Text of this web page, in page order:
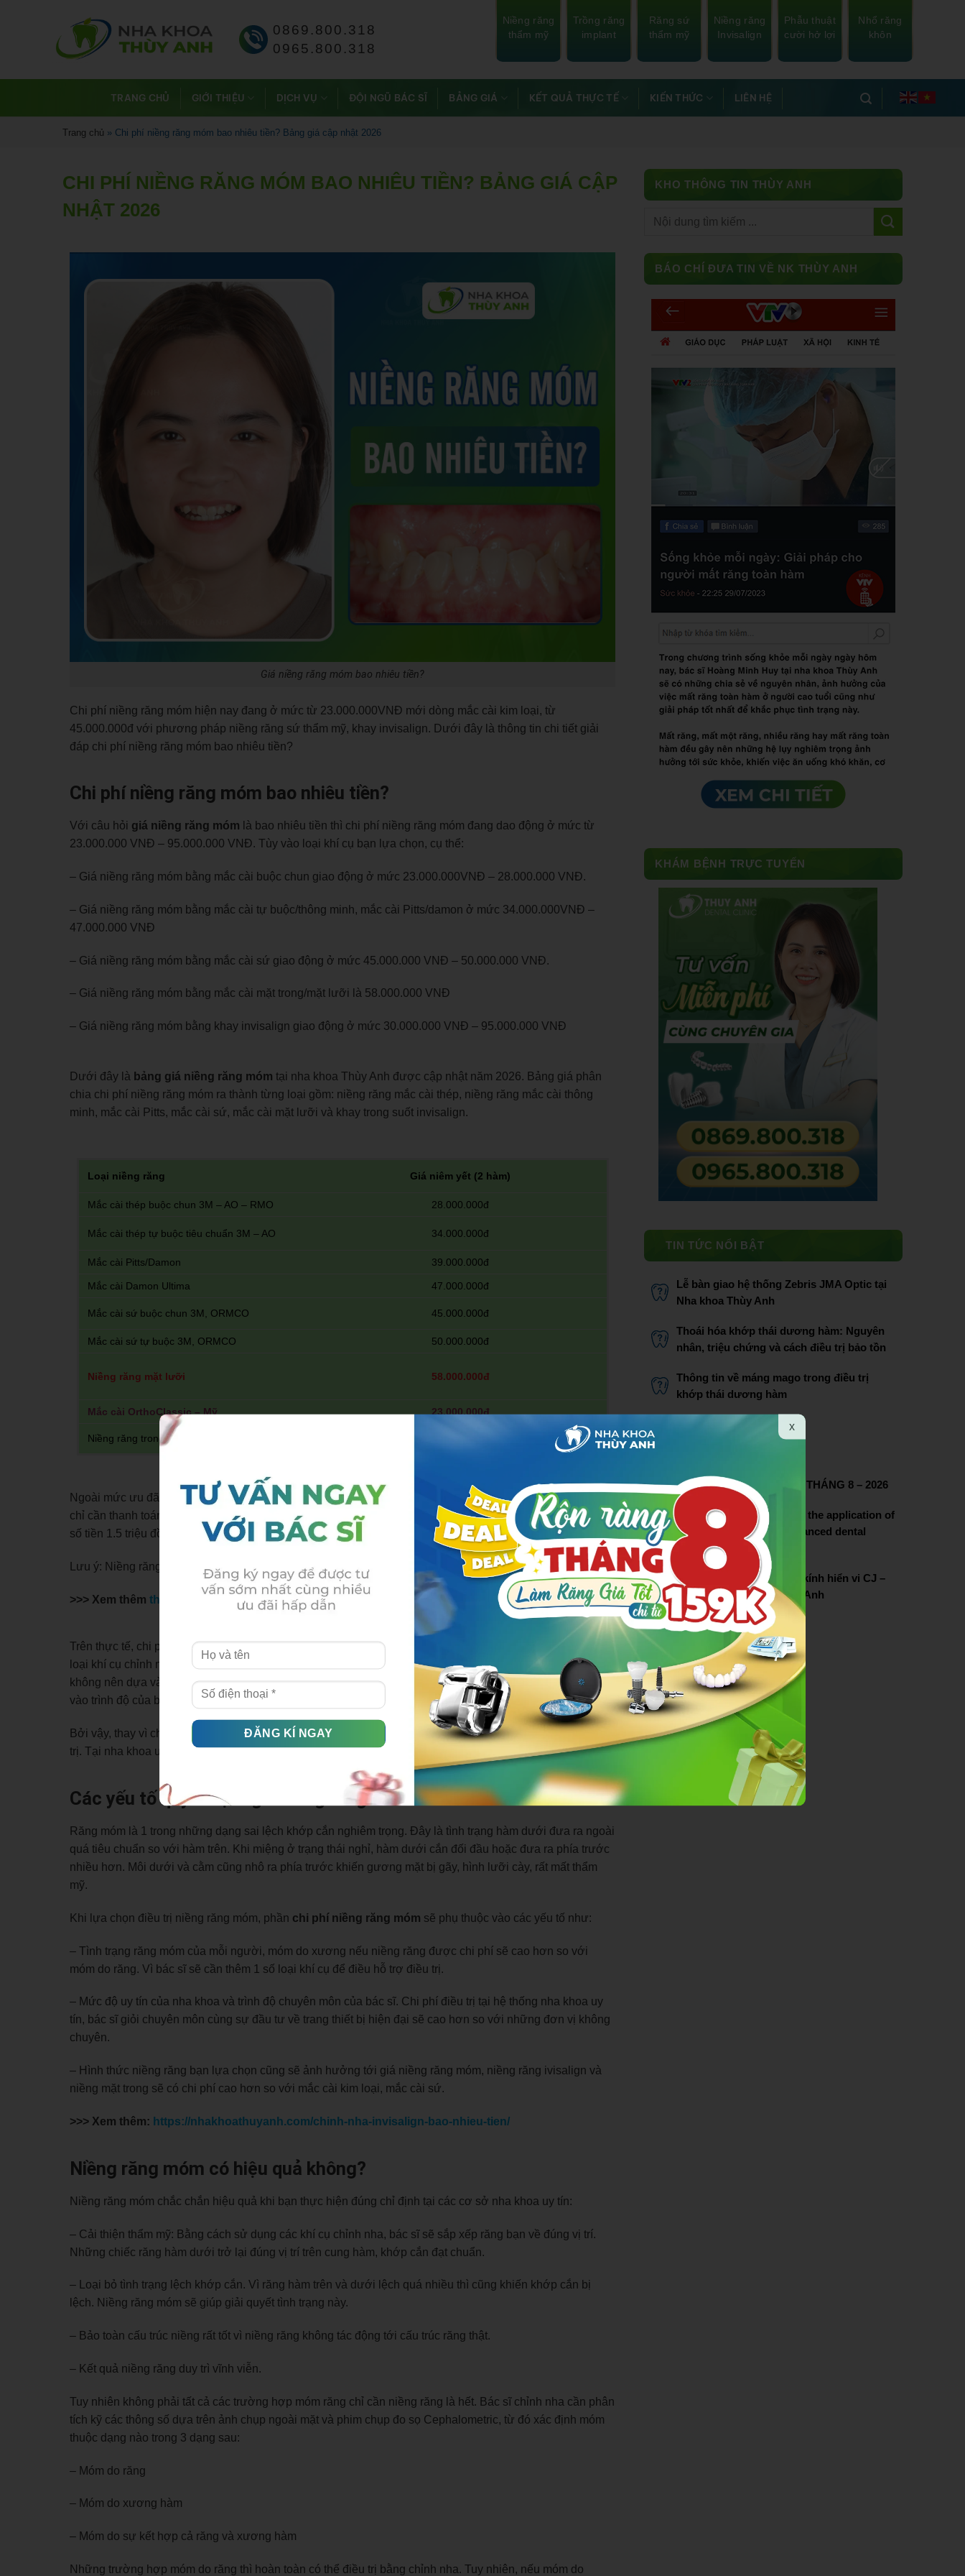
0869.800.318
0965.800.318
Niềng răng
thẩm mỹ
Trồng răng
implant
Răng sứ
thẩm mỹ
Niềng răng
Invisalign
Phẫu thuật
cười hở lợi
Nhổ răng
khôn
TRANG CHỦ GIỚI THIỆU DỊCH VỤ ĐỘI NGŨ BÁC SĨ BẢNG GIÁ KẾT QUẢ THỰC TẾ KIẾN THỨC LIÊN HỆ
Trang chủ » Chi phí niềng răng móm bao nhiêu tiền? Bảng giá cập nhật 2026
CHI PHÍ NIỀNG RĂNG MÓM BAO NHIÊU TIỀN? BẢNG GIÁ CẬP
NHẬT 2026
Giá niềng răng móm bao nhiêu tiền?
Chi phí niềng răng móm hiện nay đang ở mức từ 23.000.000VNĐ mới dòng mắc cài kim loại, từ
45.000.000đ với phương pháp niềng răng sứ thẩm mỹ, khay invisalign. Dưới đây là thông tin chi tiết giải
đáp chi phí niềng răng móm bao nhiêu tiền?
Chi phí niềng răng móm bao nhiêu tiền?
Với câu hỏi giá niềng răng móm là bao nhiêu tiền thì chi phí niềng răng móm đang dao động ở mức từ
23.000.000 VNĐ – 95.000.000 VNĐ. Tùy vào loại khí cụ bạn lựa chọn, cụ thể:
– Giá niềng răng móm bằng mắc cài buộc chun giao động ở mức 23.000.000VNĐ – 28.000.000 VNĐ.
– Giá niềng răng móm bằng mắc cài tự buộc/thông minh, mắc cài Pitts/damon ở mức 34.000.000VNĐ –
47.000.000 VNĐ
– Giá niềng răng móm bằng mắc cài sứ giao động ở mức 45.000.000 VNĐ – 50.000.000 VNĐ.
– Giá niềng răng móm bằng mắc cài mặt trong/mặt lưỡi là 58.000.000 VNĐ
– Giá niềng răng móm bằng khay invisalign giao động ở mức 30.000.000 VNĐ – 95.000.000 VNĐ
Dưới đây là bảng giá niềng răng móm tại nha khoa Thùy Anh được cập nhật năm 2026. Bảng giá phân
chia chi phí niềng răng móm ra thành từng loại gồm: niềng răng mắc cài thép, niềng răng mắc cài thông
minh, mắc cài Pitts, mắc cài sứ, mắc cài mặt lưỡi và khay trong suốt invisalign.
Loại niềng răng Giá niêm yết (2 hàm)
Mắc cài thép buộc chun 3M – AO – RMO 28.000.000đ
Mắc cài thép tự buộc tiêu chuẩn 3M – AO 34.000.000đ
Mắc cài Pitts/Damon 39.000.000đ
Mắc cài Damon Ultima 47.000.000đ
Mắc cài sứ buộc chun 3M, ORMCO 45.000.000đ
Mắc cài sứ tự buộc 3M, ORMCO 50.000.000đ
Niềng răng mặt lưỡi 58.000.000đ
Mắc cài OrthoClassic – Mỹ 23.000.000đ
Niềng răng trong suốt Invisalign
Ngoài mức ưu đãi ở bảng giá trên, nha khoa Thùy Anh còn hỗ trợ khách hàng niềng răng móm trả góp, bạn
chỉ cần thanh toán trước 30% tổng chi phí của case điều trị, số còn lại thanh toán dài hạn trong 1.5 năm với
số tiền 1.5 triệu đồng/tháng.
Lưu ý: Niềng răng trả góp tại nha khoa Thùy Anh không qua trung gian nên không mất lãi suất.
>>> Xem thêm thủ tục niềng răng trả góp tại nha khoa Thùy Anh.
Trên thực tế, chi phí niềng răng móm sẽ được quyết định bởi phương pháp điều trị, trình độ của bác sĩ và
loại khí cụ chỉnh nha mà bạn lựa chọn. Tại mỗi nha khoa sẽ có sự chênh lệch giá nhất định. Tuy nhiên, bạn
không nên dựa vào chi phí để chọn cơ sở điều trị vì hiệu quả và sự an toàn của case chỉnh nha phục thuộc
vào trình độ của bác sĩ.
Bởi vậy, thay vì chỉ quan tâm tới chi phí niềng răng, bạn hãy tìm hiểu rõ nha khoa mình đang có ý định điều
trị. Tại nha khoa uy tín, chắc chắn bạn sẽ được sử dụng dịch vụ chất lượng với mức giá hợp lý.
Các yếu tố quyết định giá niềng răng móm
Răng móm là 1 trong những dạng sai lệch khớp cắn nghiêm trọng. Đây là tình trạng hàm dưới đưa ra ngoài
quá tiêu chuẩn so với hàm trên. Khi miệng ở trạng thái nghỉ, hàm dưới cắn đối đầu hoặc đưa ra phía trước
nhiều hơn. Môi dưới và cằm cũng nhô ra phía trước khiến gương mặt bị gãy, hình lưỡi cày, rất mất thẩm
mỹ.
Khi lựa chọn điều trị niềng răng móm, phần chi phí niềng răng móm sẽ phụ thuộc vào các yếu tố như:
– Tình trạng răng móm của mỗi người, móm do xương nếu niềng răng được chi phí sẽ cao hơn so với
móm do răng. Vì bác sĩ sẽ cần thêm 1 số loại khí cụ để điều hỗ trợ điều trị.
– Mức độ uy tín của nha khoa và trình độ chuyên môn của bác sĩ. Chi phí điều trị tại hệ thống nha khoa uy
tín, bác sĩ giỏi chuyên môn cùng sự đầu tư về trang thiết bị hiện đại sẽ cao hơn so với những đơn vị không
chuyên.
– Hình thức niềng răng bạn lựa chọn cũng sẽ ảnh hưởng tới giá niềng răng móm, niềng răng ivisalign và
niềng mặt trong sẽ có chi phí cao hơn so với mắc cài kim loại, mắc cài sứ.
>>> Xem thêm: https://nhakhoathuyanh.com/chinh-nha-invisalign-bao-nhieu-tien/
Niềng răng móm có hiệu quả không?
Niềng răng móm chắc chắn hiệu quả khi bạn thực hiện đúng chỉ định tại các cơ sở nha khoa uy tín:
– Cải thiện thẩm mỹ: Bằng cách sử dụng các khí cụ chỉnh nha, bác sĩ sẽ sắp xếp răng bạn về đúng vị trí.
Những chiếc răng hàm dưới trở lại đúng vị trí trên cung hàm, khớp cắn đạt chuẩn.
– Loại bỏ tình trạng lệch khớp cắn. Vì răng hàm trên và dưới lệch quá nhiều thì cũng khiến khớp cắn bị
lệch. Niềng răng móm sẽ giúp giải quyết tình trạng này.
– Bảo toàn cấu trúc niềng rất tốt vì niềng răng không tác động tới cấu trúc răng thật.
– Kết quả niềng răng duy trì vĩnh viễn.
Tuy nhiên không phải tất cả các trường hợp móm răng chỉ cần niềng răng là hết. Bác sĩ chỉnh nha cần phân
tích kỹ các thông số dựa trên ảnh chụp ngoài mặt và phim chụp đo sọ Cephalometric, từ đó xác định móm
thuộc dạng nào trong 3 dạng sau:
– Móm do răng
– Móm do xương hàm
– Móm do sự kết hợp cả răng và xương hàm
Những trường hợp móm do răng thì hoàn toàn có thể điều trị bằng chỉnh nha. Tuy nhiên, nếu móm do
KHO THÔNG TIN THÙY ANH
BÁO CHÍ ĐƯA TIN VỀ NK THÙY ANH
KHÁM BỆNH TRỰC TUYẾN
TIN TỨC NỔI BẬT
Lễ bàn giao hệ thống Zebris JMA Optic tại
Nha khoa Thùy Anh
Thoái hóa khớp thái dương hàm: Nguyên
nhân, triệu chứng và cách điều trị bảo tồn
Thông tin về máng mago trong điều trị
khớp thái dương hàm
Bác sĩ Phạm Thị Lâm
CHƯƠNG TRÌNH ƯU ĐÃI THÁNG 8 – 2026
Thuy Anh dental pioneers the application of
dental microscopy in advanced dental
treatment
Lễ chuyển giao hệ thống kính hiển vi CJ –
OPTIK tại nha khoa Thùy Anh
x